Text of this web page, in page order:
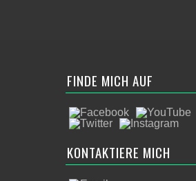
FINDE MICH AUF
KONTAKTIERE MICH